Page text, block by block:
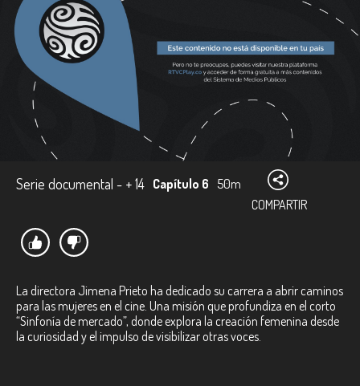
Serie documental - + 14 Capítulo 6 50m
COMPARTIR
La directora Jimena Prieto ha dedicado su carrera a abrir caminos
para las mujeres en el cine. Una misión que profundiza en el corto
“Sinfonía de mercado”, donde explora la creación femenina desde
la curiosidad y el impulso de visibilizar otras voces.